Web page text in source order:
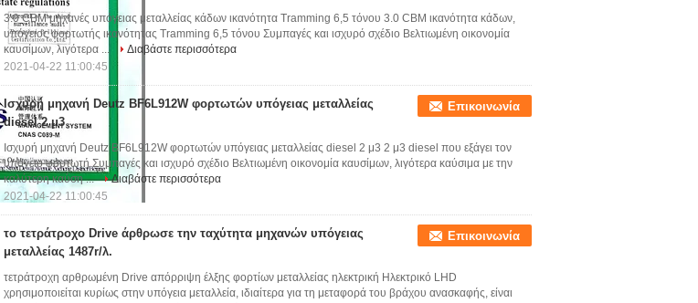
3.0 CBM μηχανές υπόγειας μεταλλείας κάδων ικανότητα Tramming 6,5 τόνου 3.0 CBM ικανότητα κάδων,
υπόγειος φορτωτής ικανότητας Tramming 6,5 τόνου Συμπαγές και ισχυρό σχέδιο Βελτιωμένη οικονομία
καυσίμων, λιγότερα ...
Διαβάστε περισσότερα
2021-04-22 11:00:45
Ισχυρή μηχανή Deutz BF6L912W φορτωτών υπόγειας μεταλλείας
diesel 2 μ3
Επικοινωνία
Ισχυρή μηχανή Deutz BF6L912W φορτωτών υπόγειας μεταλλείας diesel 2 μ3 2 μ3 diesel που εξάγει τον
υπόγειο φορτωτή Συμπαγές και ισχυρό σχέδιο Βελτιωμένη οικονομία καυσίμων, λιγότερα καύσιμα με την
καλύτερη καύση ...
Διαβάστε περισσότερα
2021-04-22 11:00:45
το τετράτροχο Drive άρθρωσε την ταχύτητα μηχανών υπόγειας
μεταλλείας 1487r/λ.
Επικοινωνία
τετράτροχη αρθρωμένη Drive απόρριψη έλξης φορτίων μεταλλείας ηλεκτρική Ηλεκτρικό LHD
χρησιμοποιείται κυρίως στην υπόγεια μεταλλεία, ιδιαίτερα για τη μεταφορά του βράχου ανασκαφής, είναι